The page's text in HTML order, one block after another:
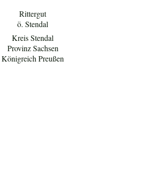
Rittergut
ö. Stendal
Kreis Stendal
Provinz Sachsen
Königreich Preußen